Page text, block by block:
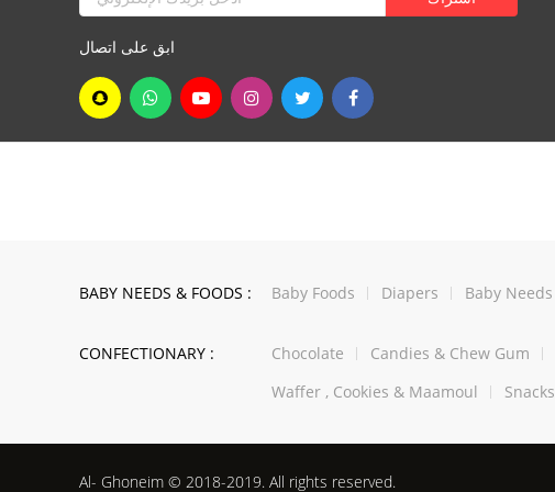
ابق على اتصال
BABY NEEDS & FOODS : Baby Foods Diapers Baby Needs
CONFECTIONARY : Chocolate Candies & Chew Gum
Waffer , Cookies & Maamoul
Snacks
Al- Ghoneim © 2018-2019. All rights reserved.